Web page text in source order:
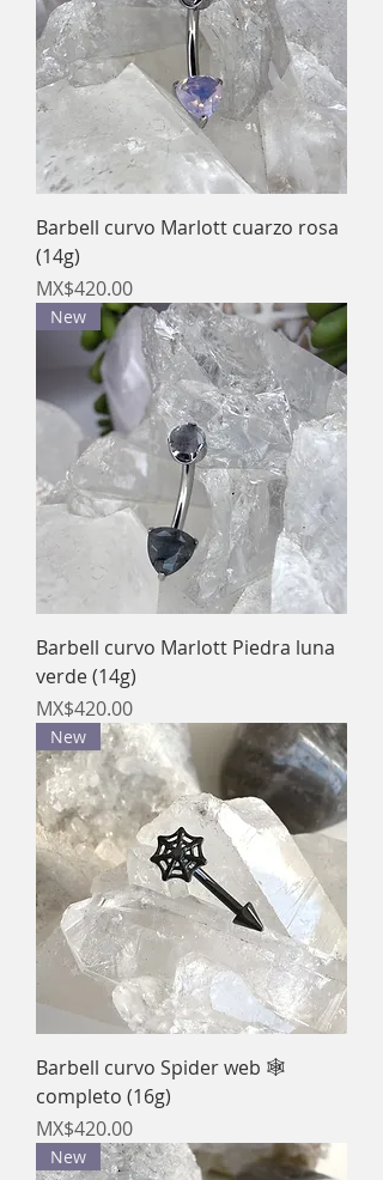
Barbell curvo Marlott cuarzo rosa
(14g)
Price
MX$420.00
New
Barbell curvo Marlott Piedra luna
verde (14g)
Price
MX$420.00
New
Barbell curvo Spider web 🕸️
completo (16g)
Price
MX$420.00
New